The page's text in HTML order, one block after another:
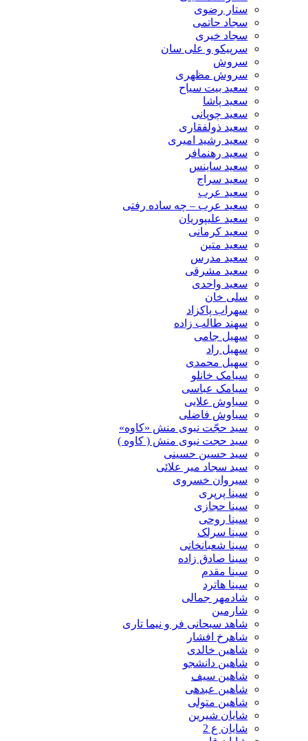
ستار رضوی
سجاد حاتمی
سجاد خیری
سرپیکو و علی سان
سروش
سروش مظهری
سعید بیت سیاح
سعید پاشا
سعید چوپانی
سعید ذولفقاری
سعید رشید امیری
سعید رهنمافر
سعید ساینس
سعید سراج
سعید عرب
سعید عرب – چه ساده رفتی
سعید علیپوریان
سعید کرمانی
سعید متین
سعید مدرس
سعید مشرقی
سعید واحدی
سلی خان
سهراب پاکزاد
سهند طالب زاده
سهیل جامی
سهیل راد
سهیل محمدی
سیامک خانلو
سیامک عباسی
سیاوش علایی
سیاوش فاضلی
سید حجّت نبوی منش «کاوه»
سید حجت نبوی منش ( کاوه )
سید حسین حسینى
سید سجاد میر علائی
سیروان خسروی
سینا پرپری
سینا حجازی
سینا روحی
سینا سرلک
سینا شعبانخانی
سینا صادق زاده
سینا مقدم
سینا هاترد
شادمهر جمالی
شارمین
شاهد سبحانی فر و نیما تاری
شاهرخ افشار
شاهین خالدی
شاهین دانشجو
شاهین سیف
شاهین عبدهی
شاهین متولی
شایان شیرین
شایان ع 2